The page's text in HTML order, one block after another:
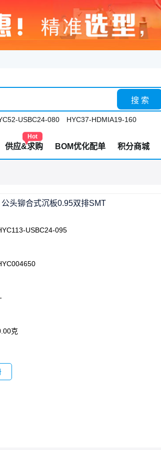
USBC24-080 HYC37-HDMIA19-160
搜 索
Hot
供应&求购 BOM优化配单 积分商城
头铆合式沉板0.95双排SMT
USBC24-095
克